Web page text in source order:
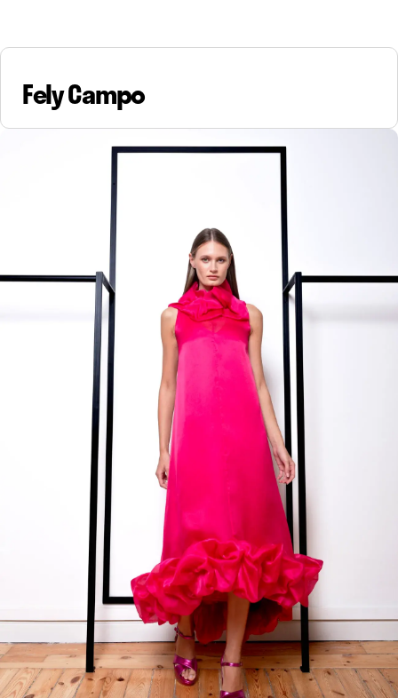
Fely Campo